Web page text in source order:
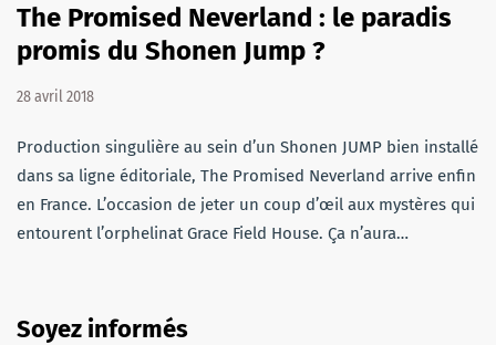
The Promised Neverland : le paradis
promis du Shonen Jump ?
28 avril 2018
Production singulière au sein d’un Shonen JUMP bien installé
dans sa ligne éditoriale, The Promised Neverland arrive enfin
en France. L’occasion de jeter un coup d’œil aux mystères qui
entourent l’orphelinat Grace Field House. Ça n’aura…
Soyez informés